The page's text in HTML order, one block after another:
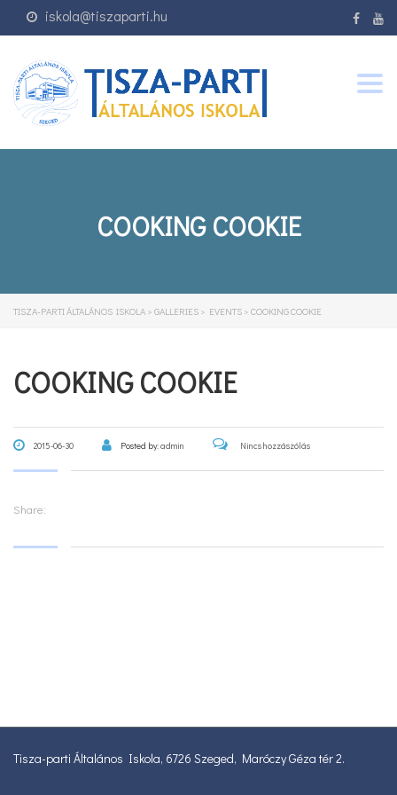
iskola@tiszaparti.hu
COOKING COOKIE
TISZA-PARTI ÁLTALÁNOS ISKOLA > GALLERIES > EVENTS > COOKING COOKIE
COOKING COOKIE
2015-06-30 Posted by:admin Nincs hozzászólás
Share:
Tisza-parti Általános Iskola, 6726 Szeged, Maróczy Géza tér 2.